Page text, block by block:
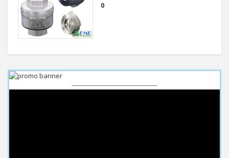
0
------------------------------------------